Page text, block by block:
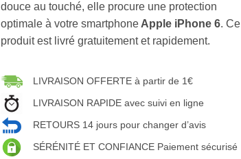
douce au touché, elle procure une protection
optimale à votre smartphone Apple iPhone 6. Ce
produit est livré gratuitement et rapidement.
LIVRAISON OFFERTE à partir de 1€
LIVRAISON RAPIDE avec suivi en ligne
RETOURS 14 jours pour changer d’avis
SÉRÉNITÉ ET CONFIANCE Paiement sécurisé